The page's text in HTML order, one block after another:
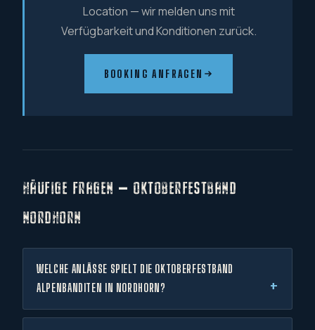
Location — wir melden uns mit
Verfügbarkeit und Konditionen zurück.
BOOKING ANFRAGEN
HÄUFIGE FRAGEN — OKTOBERFESTBAND
NORDHORN
WELCHE ANLÄSSE SPIELT DIE OKTOBERFESTBAND
ALPENBANDITEN IN NORDHORN?